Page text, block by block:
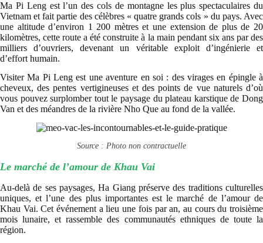
Ma Pi Leng est l’un des cols de montagne les plus spectaculaires du
Vietnam et fait partie des célèbres « quatre grands cols » du pays. Avec
une altitude d’environ 1 200 mètres et une extension de plus de 20
kilomètres, cette route a été construite à la main pendant six ans par des
milliers d’ouvriers, devenant un véritable exploit d’ingénierie et
d’effort humain.
Visiter Ma Pi Leng est une aventure en soi : des virages en épingle à
cheveux, des pentes vertigineuses et des points de vue naturels d’où
vous pouvez surplomber tout le paysage du plateau karstique de Dong
Van et des méandres de la rivière Nho Que au fond de la vallée.
Source : Photo non contractuelle
Le marché de l’amour de Khau Vai
Au-delà de ses paysages, Ha Giang préserve des traditions culturelles
uniques, et l’une des plus importantes est le marché de l’amour de
Khau Vai. Cet événement a lieu une fois par an, au cours du troisième
mois lunaire, et rassemble des communautés ethniques de toute la
région.